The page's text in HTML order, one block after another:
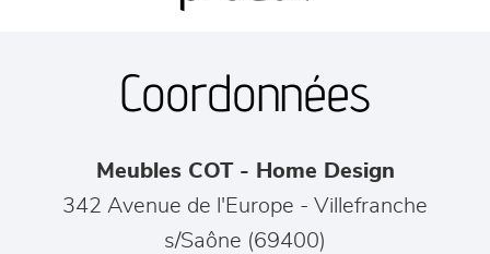
meubles de complément
chambres et dressing
décoration
Coordonnées
Meubles COT - Home Design
342 Avenue de l'Europe - Villefranche
s/Saône (69400)